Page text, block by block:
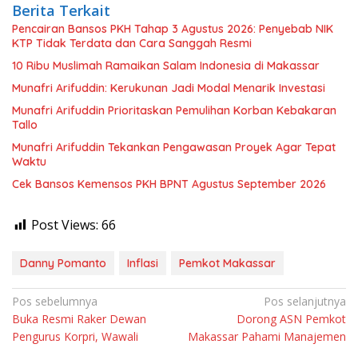
Berita Terkait
Pencairan Bansos PKH Tahap 3 Agustus 2026: Penyebab NIK
KTP Tidak Terdata dan Cara Sanggah Resmi
10 Ribu Muslimah Ramaikan Salam Indonesia di Makassar
Munafri Arifuddin: Kerukunan Jadi Modal Menarik Investasi
Munafri Arifuddin Prioritaskan Pemulihan Korban Kebakaran
Tallo
Munafri Arifuddin Tekankan Pengawasan Proyek Agar Tepat
Waktu
Cek Bansos Kemensos PKH BPNT Agustus September 2026
Post Views: 66
Danny Pomanto Inflasi Pemkot Makassar
Navigasi
pos
Pos sebelumnya
Buka Resmi Raker Dewan
Pengurus Korpri, Wawali
Pos selanjutnya
Dorong ASN Pemkot
Makassar Pahami Manajemen